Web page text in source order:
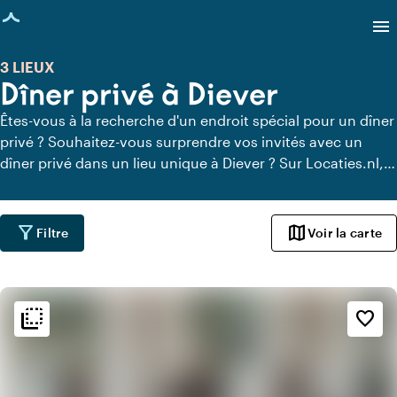
chargée
menu
Dîner privé à Diever
3 LIEUX
Êtes-vous à la recherche d'un endroit spécial pour un dîner
privé ? Souhaitez-vous surprendre vos invités avec un
dîner privé dans un lieu unique à Diever ? Sur Locaties.nl,
lieux à Diever où vous pouvez dîner en toute tranquillité.
Découvrez tous les lieux de restauration privée pour un
délicieux dîner privé.
filter_alt Filtre mapVoir la carte
flip_to_back favorite_border
flip_to_back Ambiance
style
Hôtel chic